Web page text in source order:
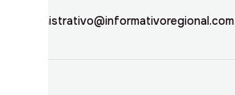
administrativo@informativoregional.com